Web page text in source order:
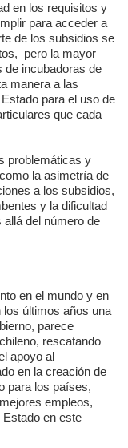
en los requisitos y
para acceder a
de los subsidios se
pero la mayor
de incubadoras de
manera a las
para el uso de
que cada
problemáticas y
la asimetría de
a los subsidios,
y la dificultad
del número de
en el mundo y en
los últimos años una
parece
rescatando
apoyo al
en la creación de
para los países,
empleos,
en este